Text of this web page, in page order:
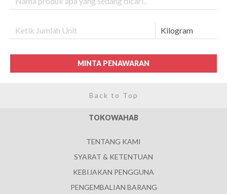
MINTA PENAWARAN
Back to Top
TOKOWAHAB
TENTANG KAMI
SYARAT & KETENTUAN
KEBIJAKAN PENGGUNA
PENGEMBALIAN BARANG